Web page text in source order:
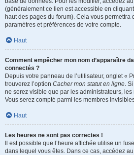
(généralement ce lien est accessible en
haut des pages du forum). Cela vous permettra
paramètres et préférences de votre compte.
Haut
Comment empêcher mon nom d’apparaître
connectés ?
Depuis votre panneau de l’utilisateur, onglet «
trouverez l’option Cacher mon statut en ligne.
ne serez visible que par les administrateurs,
Vous serez compté parmi les membres
Haut
Les heures ne sont pas correctes !
Il est possible que l’heure affichée utilise un
dans lequel vous êtes. Dans ce cas, accédez au